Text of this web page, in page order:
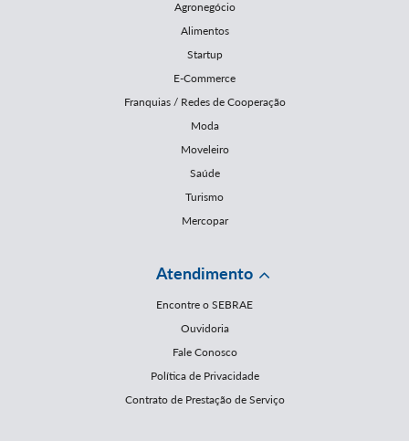
Agronegócio
Alimentos
Startup
E-Commerce
Franquias / Redes de Cooperação
Moda
Moveleiro
Saúde
Turismo
Mercopar
Atendimento
Encontre o SEBRAE
Ouvidoria
Fale Conosco
Política de Privacidade
Contrato de Prestação de Serviço